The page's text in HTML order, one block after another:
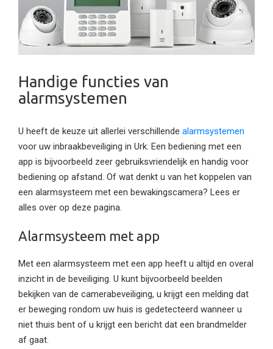
Handige functies van
alarmsystemen
U heeft de keuze uit allerlei verschillende alarmsystemen
voor uw inbraakbeveiliging in Urk. Een bediening met een
app is bijvoorbeeld zeer gebruiksvriendelijk en handig voor
bediening op afstand. Of wat denkt u van het koppelen van
een alarmsysteem met een bewakingscamera? Lees er
alles over op deze pagina.
Alarmsysteem met app
Met een alarmsysteem met een app heeft u altijd en overal
inzicht in de beveiliging. U kunt bijvoorbeeld beelden
bekijken van de camerabeveiliging, u krijgt een melding dat
er beweging rondom uw huis is gedetecteerd wanneer u
niet thuis bent of u krijgt een bericht dat een brandmelder
af gaat.